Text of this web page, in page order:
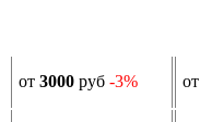
от 3000 руб -3% от